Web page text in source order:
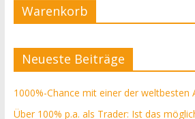
Warenkorb
Neueste Beiträge
1000%-Chance mit einer der weltbesten
Über 100% p.a. als Trader: Ist das